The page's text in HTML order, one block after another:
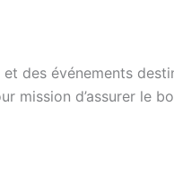
des événements
mission d’assurer le